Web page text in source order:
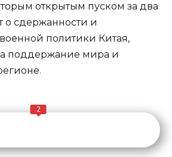
открытым пуском за два
о сдержанности и
политики Китая,
поддержание мира и
2